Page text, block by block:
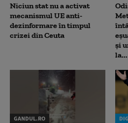
Niciun stat nu a activat
mecanismul UE anti-
dezinformare în timpul
crizei din Ceuta
și
la...
GANDUL.RO